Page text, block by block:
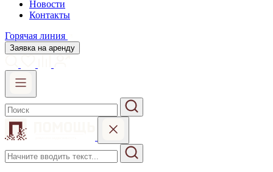
Новости
Контакты
Горячая линия
Заявка на аренду